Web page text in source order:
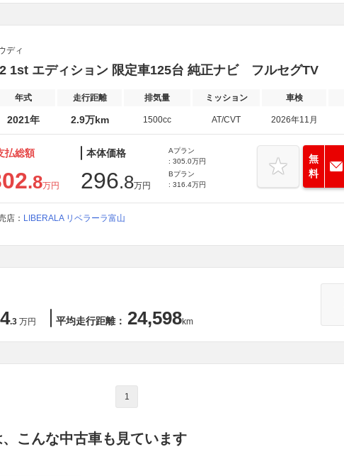
ディ
1st エディション 限定車125台 純正ナビ フルセグTV
年式 走行距離 排気量 ミッション 車検
2021年 2.9万km 1500cc AT/CVT 2026年11月
払総額
.8万円
本体価格
296.8万円
Aプラン
: 305.0万円
Bプラン
: 316.4万円
無
料
店： LIBERALA リベラーラ富山
.3 万円 平均走行距離： 24,598km
1
こんな中古車も見ています